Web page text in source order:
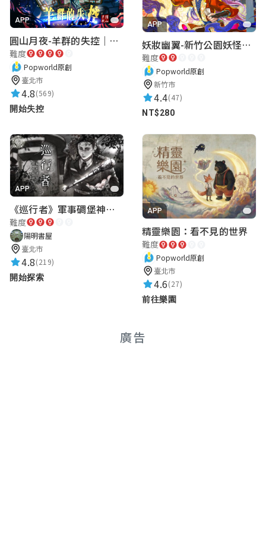
青浪行銷工作室
2024-09-23 12:28:37 ★★★★★
APP
圓山月夜-羊群的失控｜圓山飯店 ARG實境解謎遊戲
難度
Popworld原創
臺北市
4.8(569)
開始失控
APP
妖妝幽翼-新竹公園妖怪懸疑事件
難度
Popworld原創
新竹市
4.4(47)
NT$280
APP
《巡行者》軍事碉堡神秘探索｜陽明書屋實境遊戲
難度
陽明書屋
臺北市
4.8(219)
開始探索
APP
精靈樂園：看不見的世界
難度
Popworld原創
臺北市
4.6(27)
前往樂園
廣告